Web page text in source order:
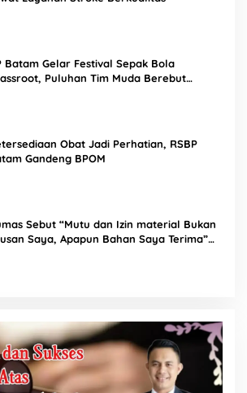
Batam Gelar Festival Sepak Bola
Puluhan Tim Muda Berebut
Obat Jadi Perhatian, RSBP
Gandeng BPOM
Sebut “Mutu dan Izin material Bukan
Saya, Apapun Bahan Saya Terima”